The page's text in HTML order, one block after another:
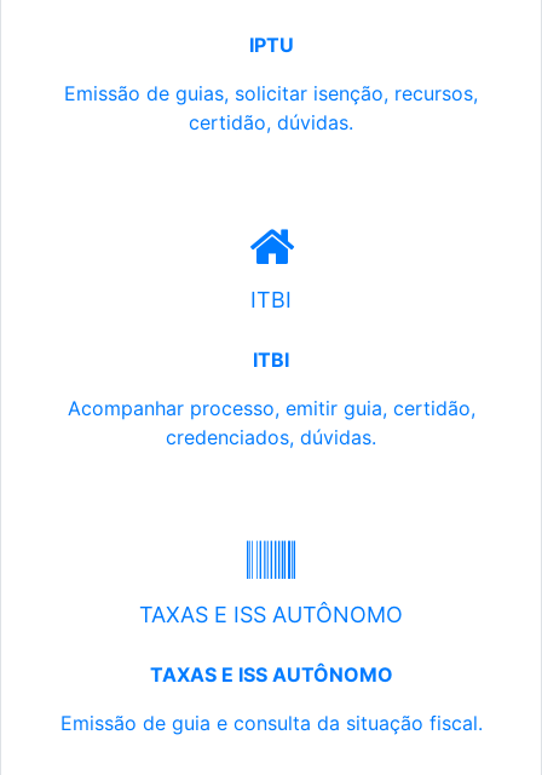
IPTU
Emissão de guias, solicitar isenção, recursos,
certidão, dúvidas.
ITBI
ITBI
Acompanhar processo, emitir guia, certidão,
credenciados, dúvidas.
TAXAS E ISS AUTÔNOMO
TAXAS E ISS AUTÔNOMO
Emissão de guia e consulta da situação fiscal.